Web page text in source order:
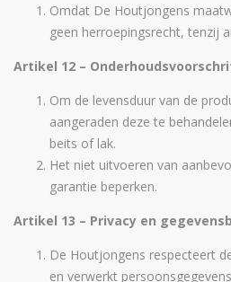
Omdat De Houtjongens
geen herroepingsrecht, tenzij
Artikel 12 –
Om de levensduur van de
aangeraden deze te
beits of lak.
Het niet uitvoeren van
garantie beperken.
Artikel 13 – Privacy en
De Houtjongens respecteert
en verwerkt